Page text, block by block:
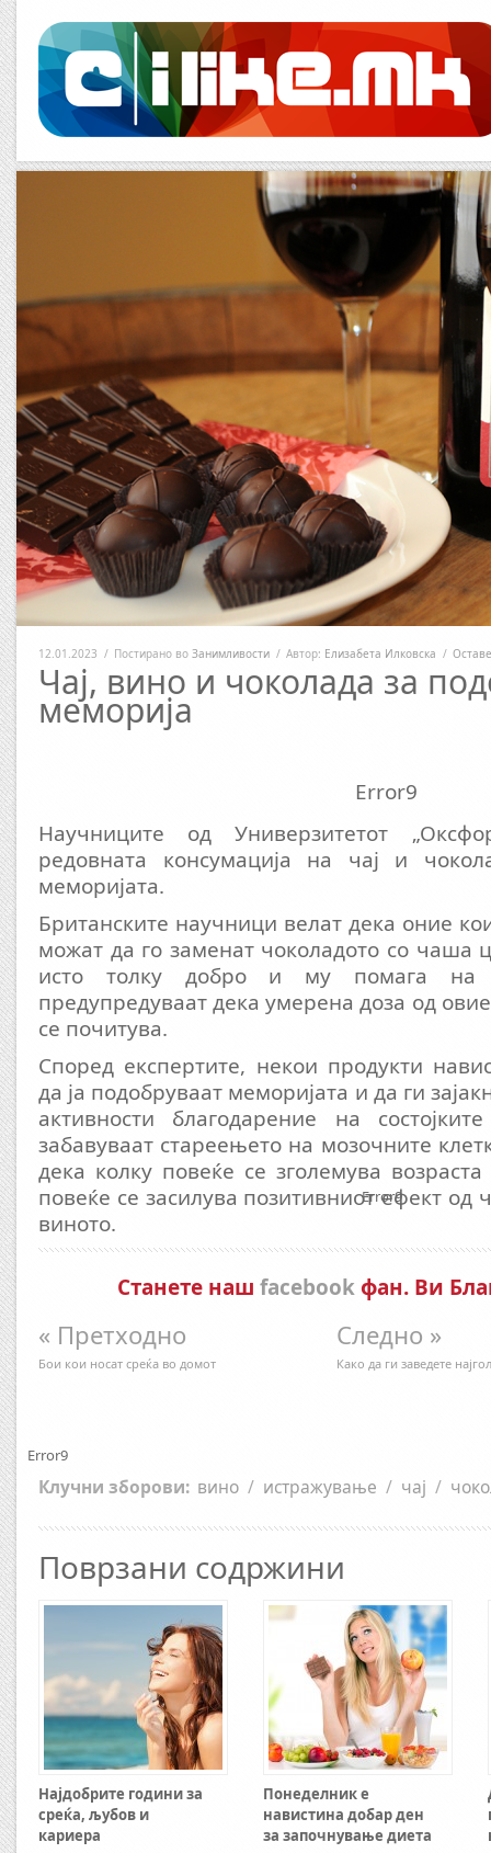
12.01.2023 / Постирано во Занимливости / Автор: Елизабета Илковска /
Чај, вино и чоколада за
меморија
Error9
Научниците од Универзитетот
редовната консумација на чај и
меморијата.
Британските научници велат дека оние
можат да го заменат чоколадото со чаша
исто толку добро и му помага на
предупредуваат дека умерена доза од
се почитува.
Според експертите, некои продукти
да ја подобруваат меморијата и да ги
активности благодарение на
забавуваат стареењето на мозочните
дека колку повеќе се зголемува
повеќе се засилува позитивниот ефект од
виното.
Станете наш facebookфан. Ви
« Претходно
Бои кои носат среќа во домот
Следно »
Како да ги заведете
Error9
Error9
Клучни зборови: вино / истражување / чај /
Поврзани содржини
Најдобрите години за
среќа, љубов и
кариера
Понеделник е
навистина добар ден
за започнување диета